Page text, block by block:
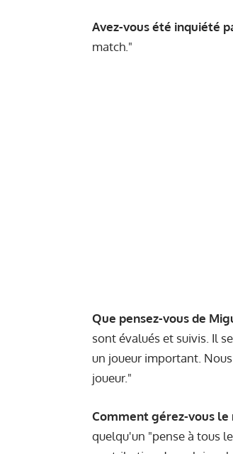
Avez-vous été inquiété
match."
Que pensez-vous de
sont évalués et suivis. Il
un joueur important.
joueur."
Comment gérez-vous le
quelqu'un "pense à tous